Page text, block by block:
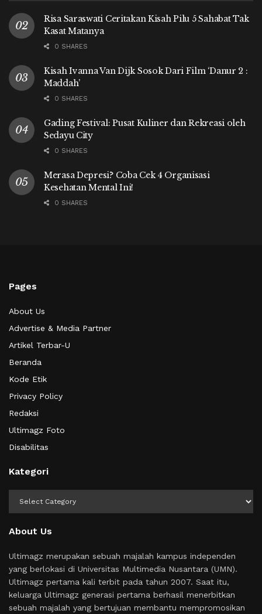
Risa Saraswati Ceritakan Kisah Pilu 5 Sahabat Tak
Kasat Matanya
0 SHARES
Kisah Ivanna Van Dijk Sosok Dari Film ‘Danur 2 :
Maddah’
0 SHARES
Gading Festival: Pusat Kuliner dan Rekreasi oleh
Sedayu City
0 SHARES
Merasa Depresi? Coba Cek 4 Organisasi
Kesehatan Mental Ini!
0 SHARES
Pages
About Us
Advertise & Media Partner
Artikel Terbar-U
Beranda
Kode Etik
Privacy Policy
Redaksi
Ultimagz Foto
Disabilitas
Kategori
About Us
Ultimagz merupakan sebuah majalah kampus independen
yang berlokasi di Universitas Multimedia Nusantara (UMN).
Ultimagz pertama kali terbit pada tahun 2007. Saat itu,
keluarga Ultimagz generasi pertama berhasil menerbitkan
sebuah majalah yang bertujuan membantu mempromosikan